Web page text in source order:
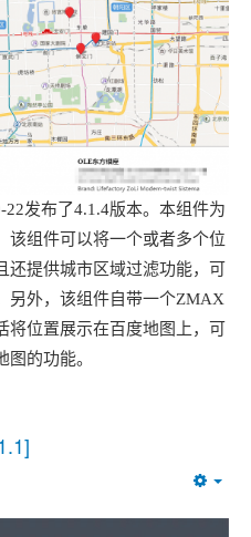
发布了4.1.4版本。本组件为
该组件可以将一个或者多个位
还提供城市区域过滤功能，可
另外，该组件自带一个ZMAX
将位置展示在百度地图上，可
的功能。